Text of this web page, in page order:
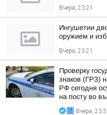
Вчера, 23:21
Ингушетии
оружием и
Вчера, 23:21
Проверку
знаков (ГРЗ)
РФ сегодня
на посту во
Вчера,